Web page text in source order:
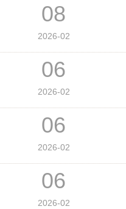
08
2026-02
06
2026-02
06
2026-02
06
2026-02